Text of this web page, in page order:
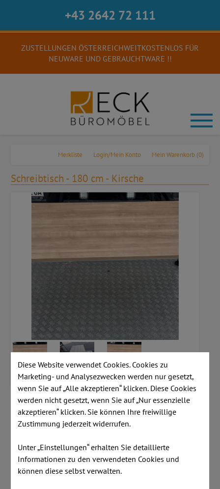
+43 2642 72 111
ZUSTELLUNGEN ÖSTERREICHWEITKOSTENLOS FÜR
NEUWARE UND GEBRAUCHTWARE !!
Mein Warenkorb (0)
Login/Mein Konto
Merkliste
Schreibtisch - 180 cm - Kirsche
Artikelnummer:A954
Lagerstand:2 Stk
inkl. MwSt.zzgl. Versandkosten
€ 120,00
Diese Website verwendet Cookies. Cookies zu
Marketing- und Analysezwecken werden nur gesetzt,
wenn Sie auf „Alle akzeptieren“ klicken. Diese Cookies
werden nicht gesetzt, wenn Sie auf „Nur essenzielle
akzeptieren“ klicken. Sie können Ihre freiwillige
Zustimmung jederzeit widerrufen.
Unter „Einstellungen“ erhalten Sie detaillierte
Informationen zu den verwendeten Cookies und
können diese selbst verwalten.